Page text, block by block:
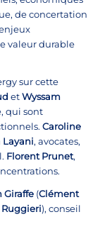
de concertation
valeur durable
sur cette
etWyssam
qui sont
Caroline
Layani, avocates,
Florent Prunet,
Giraffe (Clément
Ruggieri), conseil